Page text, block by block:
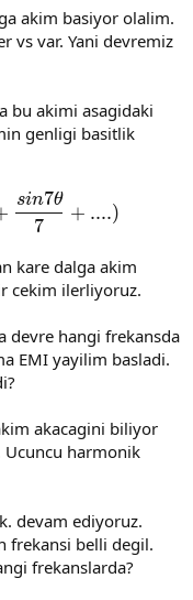
akim basiyor olalim.
vs var. Yani devremiz
bu akimi asagidaki
genligi basitlik
7
sin7θ
+ ....)
kare dalga akim
cekim ilerliyoruz.
devre hangi frekansda
EMI yayilim basladi.
akacagini biliyor
harmonik
devam ediyoruz.
frekansi belli degil.
frekanslarda?